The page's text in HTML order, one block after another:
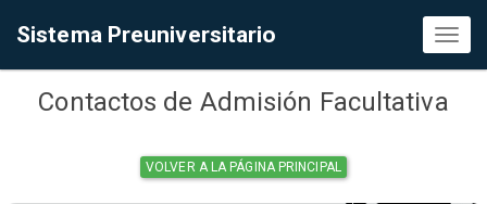
Sistema Preuniversitario
Contactos de Admisión Facultativa
VOLVER A LA PÁGINA PRINCIPAL